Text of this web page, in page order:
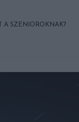
A SZENIOROKNAK?